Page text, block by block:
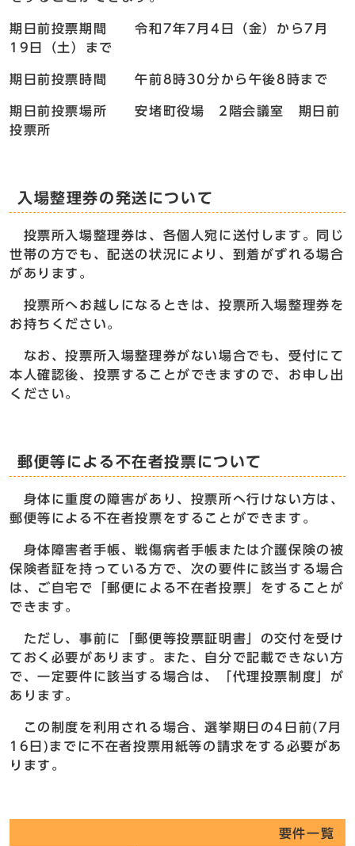
期日前投票期間 令和7年7月4日（金）から7月
19日（土）まで
期日前投票時間 午前8時30分から午後8時まで
期日前投票場所 安堵町役場 2階会議室 期日前
投票所
入場整理券の発送について
投票所入場整理券は、各個人宛に送付します。同じ
世帯の方でも、配送の状況により、到着がずれる場合
があります。
投票所へお越しになるときは、投票所入場整理券を
お持ちください。
なお、投票所入場整理券がない場合でも、受付にて
本人確認後、投票することができますので、お申し出
ください。
郵便等による不在者投票について
身体に重度の障害があり、投票所へ行けない方は、
郵便等による不在者投票をすることができます。
身体障害者手帳、戦傷病者手帳または介護保険の被
保険者証を持っている方で、次の要件に該当する場合
は、ご自宅で「郵便による不在者投票」をすることが
できます。
ただし、事前に「郵便等投票証明書」の交付を受け
ておく必要があります。また、自分で記載できない方
で、一定要件に該当する場合は、「代理投票制度」が
あります。
この制度を利用される場合、選挙期日の4日前(7月
16日)までに不在者投票用紙等の請求をする必要があ
ります。
要件一覧